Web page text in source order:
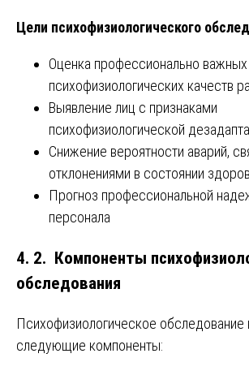
Цели психофизиологического
Оценка профессионально важных
психофизиологических качеств
Выявление лиц с признаками
психофизиологической
Снижение вероятности аварий,
отклонениями в состоянии
Прогноз профессиональной
персонала
4. 2. Компоненты
обследования
Психофизиологическое обследование
следующие компоненты: